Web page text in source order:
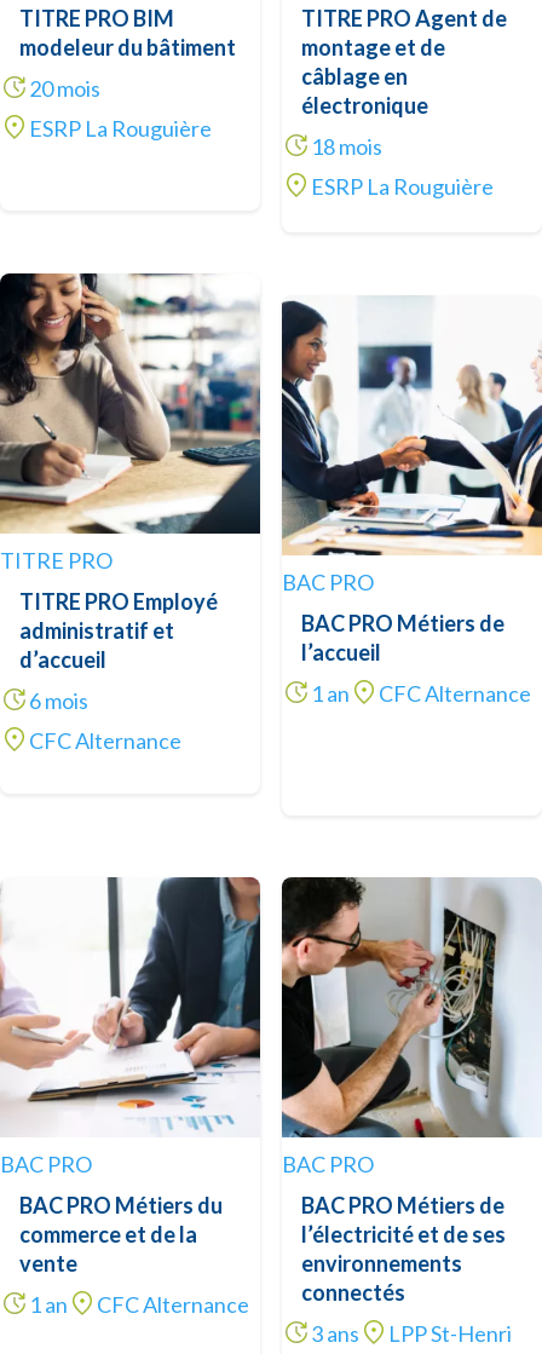
TITRE PRO BIM
modeleur du bâtiment
20 mois
ESRP La Rouguière
TITRE PRO Agent de
montage et de
câblage en
électronique
18 mois
ESRP La Rouguière
TITRE PRO
TITRE PRO Employé
administratif et
d’accueil
6 mois
CFC Alternance
BAC PRO
BAC PRO Métiers de
l’accueil
1 an
CFC Alternance
BAC PRO
BAC PRO Métiers du
commerce et de la
vente
1 an
CFC Alternance
BAC PRO
BAC PRO Métiers de
l’électricité et de ses
environnements
connectés
3 ans
LPP St-Henri